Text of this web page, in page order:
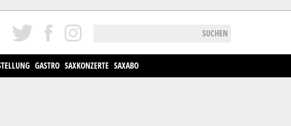
SUCHEN
GASTRO SAXKONZERTE SAXABO